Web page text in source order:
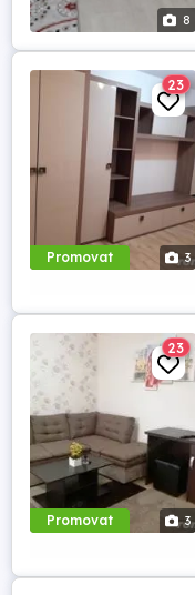
8
Promovat 3
23
Promovat 3
23